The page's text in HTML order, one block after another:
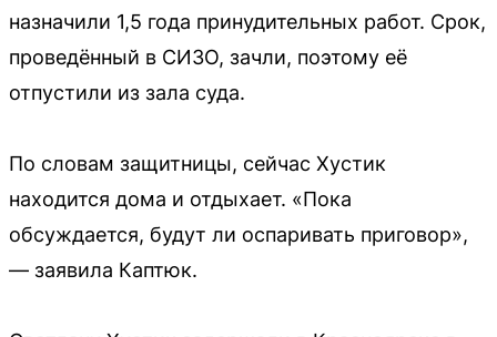
назначили 1,5 года принудительных работ. Срок,
проведённый в СИЗО, зачли, поэтому её
отпустили из зала суда.
По словам защитницы, сейчас Хустик
находится дома и отдыхает. «Пока
обсуждается, будут ли оспаривать приговор»,
— заявила Каптюк.